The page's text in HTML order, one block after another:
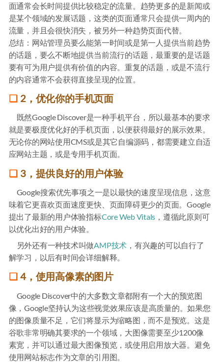
面通常会长时间提供比较稳定的流量。趋势更多的是新闻或
是某个领域的发展话题，这类的页面通常只会提供一周内的
流量，并且会很快消失，被另外一种趋势页面代替。
总结：网站管理员要么能第一时间或是第一人提供当前趋势
的话题，要么不断地提供当前流行的话题，最重要的是话题
要有可为用户提供有价值的内容。重复的话题，或是不流行
的内容通常不会获得直接呈现的位置。
2，优化你的手机页面
既然Google Discover是一种手机平台，所以最基本的要求
就是要极度优化好的手机页面，以便获得最好的展示效果。
无论你的网站使用CMS或是其它自编源码，都需要建立自适
应网站主题，或是专用手机页面。
3，提供良好的用户体验
Google搜索优先事项之一是以最快的速度呈现信息，这意
味着它更喜欢页面速度更快、页面障碍更少的页面。Google
提出了最新的用户体验指标Core Web Vitals ，遵循此原则可
以优化出好的用户体验。
另外还有一种技术叫做AMP技术 ，有兴趣的可以自行了
解学习，以后有时间会详细解释。
4，使用高像素的图片
Google Discover中的大多数文章都附有一个大的预览图
像，Google坚持认为这些视觉效果应该是高质量的。如果您
的图像质量不足，它们将显示为缩略图，而不是预览。这是
谷歌非常明确其要求的一个领域，大图像需要至少1200像
素宽，并可以通过最大图像预览，或使用启用放大器。避免
使用网站标志作为文章的引用图。